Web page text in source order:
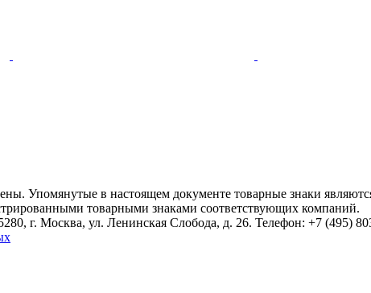
Упомянутые в настоящем документе товарные знаки
товарными знаками соответствующих компаний.
г. Москва, ул. Ленинская Слобода, д. 26. Телефон: +7 (495)